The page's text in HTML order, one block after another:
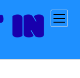
ouvrir
menu